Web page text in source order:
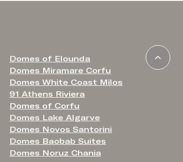
Domes of Elounda
Domes Miramare Corfu
Domes White Coast Milos
91 Athens Riviera
Domes of Corfu
Domes Lake Algarve
Domes Novos Santorini
Domes Baobab Suites
Domes Noruz Chania